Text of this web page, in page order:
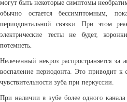
могут быть некоторые симптомы
обычно остается бессимптомным,
периодонтальной связки. При этом
электрические тесты не будет,
потемнеть.
Нелеченный некроз распространяется за
воспаление периодонта. Это приводит
чувствительности зуба при перкуссии.
При наличии в зубе более одного канала